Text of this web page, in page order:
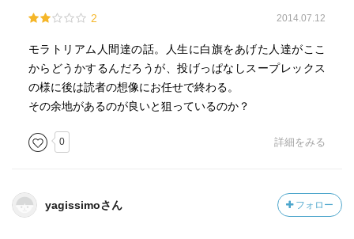
2 2014.07.12
モラトリアム人間達の話。人生に白旗をあげた人達がここ
からどうかするんだろうが、投げっぱなしスープレックス
の様に後は読者の想像にお任せで終わる。
その余地があるのが良いと狙っているのか？
0 詳細をみる
yagissimoさん フォロー